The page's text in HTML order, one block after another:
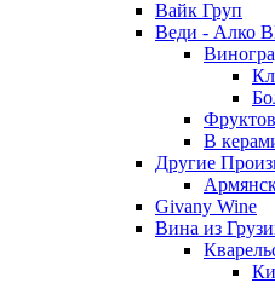
Вайк Груп
Веди - Алко
В
Другие
Givany Wine
Вина из